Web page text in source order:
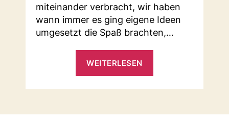
miteinander verbracht, wir haben
wann immer es ging eigene Ideen
umgesetzt die Spaß brachten,…
WEITERLESEN